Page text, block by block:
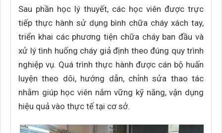
Sau phần học lý thuyết, các học viên được trực
tiếp thực hành sử dụng bình chữa cháy xách tay,
triển khai các phương tiện chữa cháy ban đầu và
xử lý tình huống cháy giả định theo đúng quy trình
nghiệp vụ. Quá trình thực hành được cán bộ huấn
luyện theo dõi, hướng dẫn, chỉnh sửa thao tác
nhằm giúp học viên nắm vững kỹ năng, vận dụng
hiệu quả vào thực tế tại cơ sở.